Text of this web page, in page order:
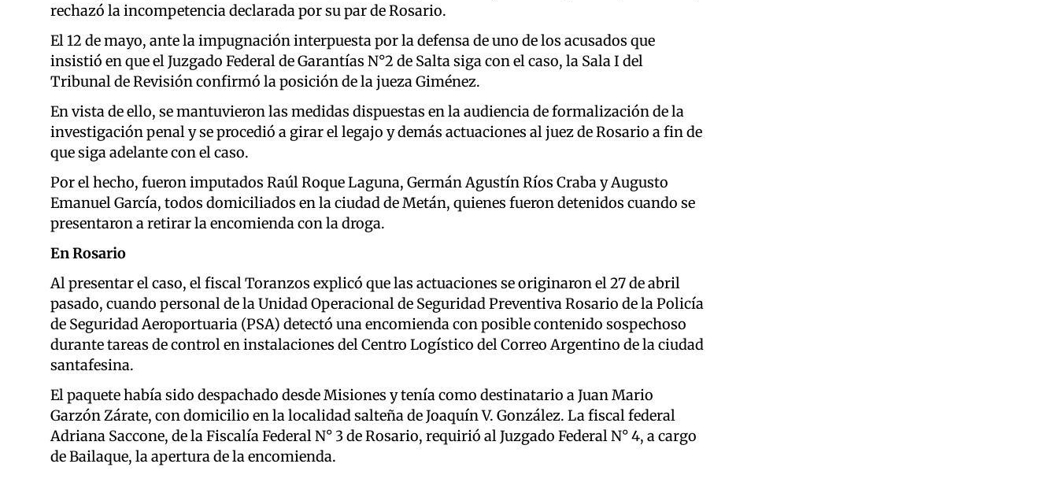
rechazó la incompetencia declarada por su par de Rosario.
El 12 de mayo, ante la impugnación interpuesta por la defensa de uno de los acusados que
insistió en que el Juzgado Federal de Garantías N°2 de Salta siga con el caso, la Sala I del
Tribunal de Revisión confirmó la posición de la jueza Giménez.
En vista de ello, se mantuvieron las medidas dispuestas en la audiencia de formalización de la
investigación penal y se procedió a girar el legajo y demás actuaciones al juez de Rosario a fin de
que siga adelante con el caso.
Por el hecho, fueron imputados Raúl Roque Laguna, Germán Agustín Ríos Craba y Augusto
Emanuel García, todos domiciliados en la ciudad de Metán, quienes fueron detenidos cuando se
presentaron a retirar la encomienda con la droga.
En Rosario
Al presentar el caso, el fiscal Toranzos explicó que las actuaciones se originaron el 27 de abril
pasado, cuando personal de la Unidad Operacional de Seguridad Preventiva Rosario de la Policía
de Seguridad Aeroportuaria (PSA) detectó una encomienda con posible contenido sospechoso
durante tareas de control en instalaciones del Centro Logístico del Correo Argentino de la ciudad
santafesina.
El paquete había sido despachado desde Misiones y tenía como destinatario a Juan Mario
Garzón Zárate, con domicilio en la localidad salteña de Joaquín V. González. La fiscal federal
Adriana Saccone, de la Fiscalía Federal N° 3 de Rosario, requirió al Juzgado Federal N° 4, a cargo
de Bailaque, la apertura de la encomienda.